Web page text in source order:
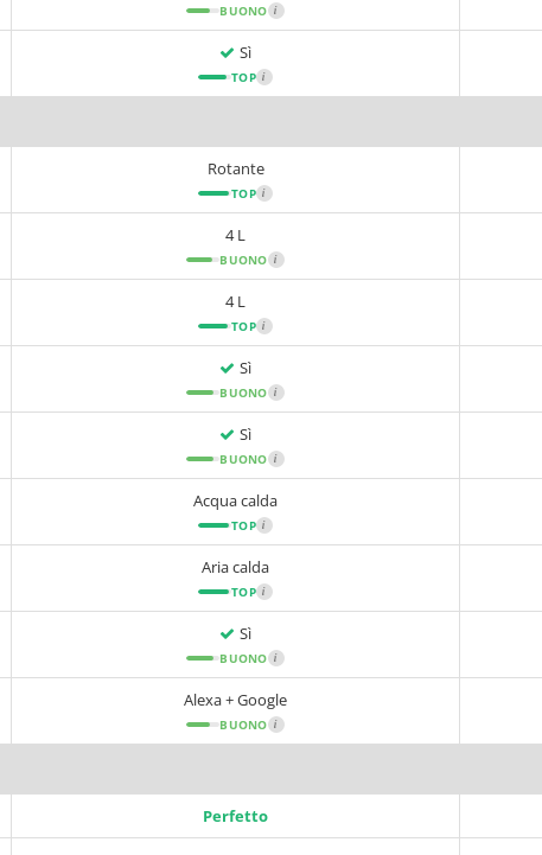
BUONO i
Sì
TOP i
Rotante
TOP i
4 L
BUONO i
4 L
TOP i
Sì
BUONO i
Sì
BUONO i
Acqua calda
TOP i
Aria calda
TOP i
Sì
BUONO i
Alexa + Google
BUONO i
Perfetto